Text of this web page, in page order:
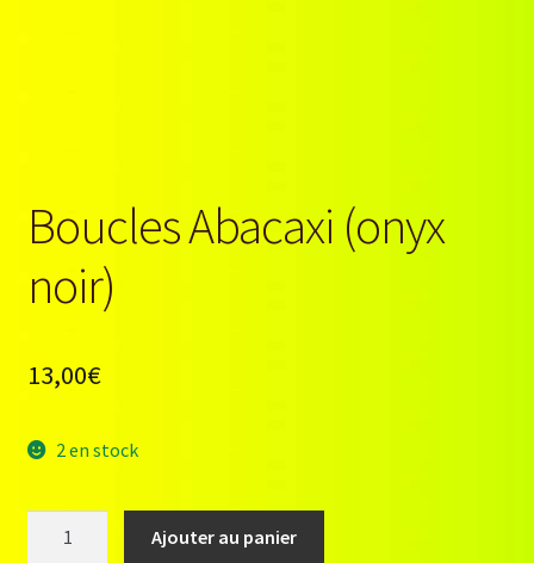
Boucles Abacaxi (onyx
noir)
13,00€
2 en stock
Ajouter au panier